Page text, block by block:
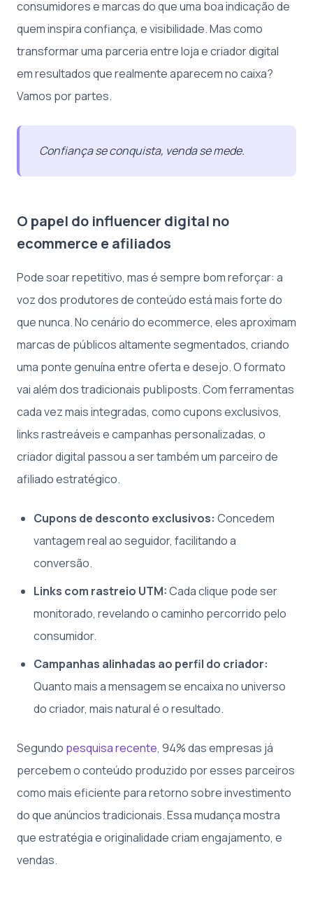
consumidores e marcas do que uma boa indicação de
quem inspira confiança, e visibilidade. Mas como
transformar uma parceria entre loja e criador digital
em resultados que realmente aparecem no caixa?
Vamos por partes.
Confiança se conquista, venda se mede.
O papel do influencer digital no
ecommerce e afiliados
Pode soar repetitivo, mas é sempre bom reforçar: a
voz dos produtores de conteúdo está mais forte do
que nunca. No cenário do ecommerce, eles aproximam
marcas de públicos altamente segmentados, criando
uma ponte genuína entre oferta e desejo. O formato
vai além dos tradicionais publiposts. Com ferramentas
cada vez mais integradas, como cupons exclusivos,
links rastreáveis e campanhas personalizadas, o
criador digital passou a ser também um parceiro de
afiliado estratégico.
Cupons de desconto exclusivos: Concedem
vantagem real ao seguidor, facilitando a
conversão.
Links com rastreio UTM:Cada clique pode ser
monitorado, revelando o caminho percorrido pelo
consumidor.
Campanhas alinhadas ao perfil do criador:
Quanto mais a mensagem se encaixa no universo
do criador, mais natural é o resultado.
Segundo pesquisa recente, 94% das empresas já
percebem o conteúdo produzido por esses parceiros
como mais eficiente para retorno sobre investimento
do que anúncios tradicionais. Essa mudança mostra
que estratégia e originalidade criam engajamento, e
vendas.